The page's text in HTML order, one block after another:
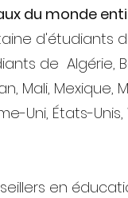
du monde
d'étudiants
de Algérie,
Mali, Mexique,
Uni, États-
en